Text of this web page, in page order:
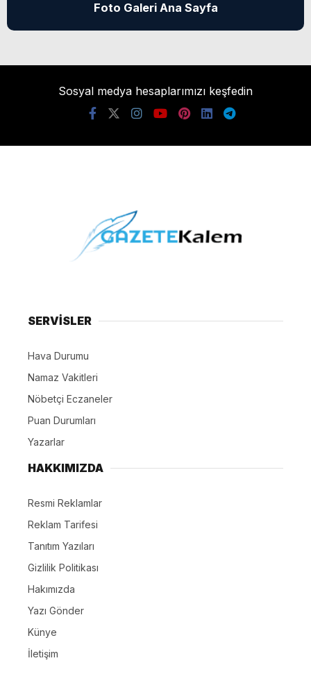
Foto Galeri Ana Sayfa
Sosyal medya hesaplarımızı keşfedin
SERVİSLER
Hava Durumu
Namaz Vakitleri
Nöbetçi Eczaneler
Puan Durumları
Yazarlar
HAKKIMIZDA
Resmi Reklamlar
Reklam Tarifesi
Tanıtım Yazıları
Gizlilik Politikası
Hakımızda
Yazı Gönder
Künye
İletişim